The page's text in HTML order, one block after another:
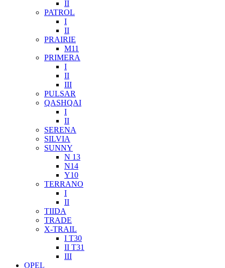
II
PATROL
I
II
PRAIRIE
M11
PRIMERA
I
II
III
PULSAR
QASHQAI
I
II
SERENA
SILVIA
SUNNY
N 13
N14
Y10
TERRANO
I
II
TIIDA
TRADE
X-TRAIL
I T30
II T31
III
OPEL